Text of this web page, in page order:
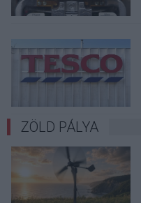
ZÖLD PÁLYA